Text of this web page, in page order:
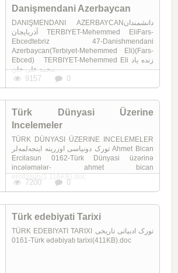
Danişmendani Azerbaycan
DANIŞMENDANI AZERBAYCANدانشمندان
آذربایجان TERBIYET-Mehemmed EliFars-
Ebcedtebriz 47-Danishmendani
Azerbaycan(Terbiyet-Mehemmed Eli)(Fars-
Ebced) TERBIYET-Mehemmed Eli زنده یاد
محمد علی خان ...
9157 0
Türk Dünyasi Üzerine
Incelemeler
TÜRK DÜNYASI ÜZERINE INCELEMELER
تورک دونیاسی اوزرینه اینجه‌لمه‌لر Ahmet Bican
Ercilasun 0162-Türk Dünyasi üzərinə
incələmələr- ahmet bican
ercilasun(1.116KB).doc
7200 0
Türk edebiyati Tarixi
TÜRK EDEBIYATI TARIXI تورک ادبیاتی تاریخی
0161-Türk ədəbiyatı tarixi(411KB).doc